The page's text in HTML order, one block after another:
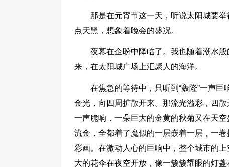
那是在元宵节这一天，听说太阳城要
点天黑，想象着晚会的盛况。
夜幕在企盼中降临了。我也随着潮水
来，在太阳城广场上汇聚人的海洋。
在焦急的等待中，只听到“轰隆”一声
金光，向四周扩散开来。那流光溢彩，四
一声脆响，一朵巨大的金黄的秋菊又在天
流金，全都着了魔似的一层嵌着一层，一
彩画。在激动人心的巨响中，整个城市的
大的花伞在夜空开放，像一簇簇耀眼的灯